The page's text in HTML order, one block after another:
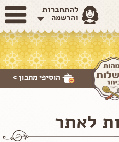
להתחברות
והרשמה
הוסיפי מתכון >
לאתר